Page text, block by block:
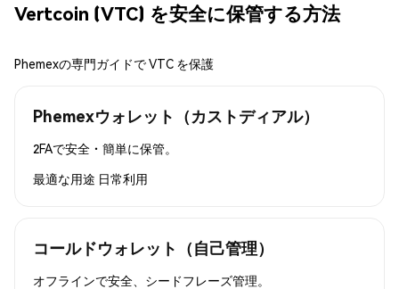
Vertcoin (VTC) を安全に保管する方法
Phemexの専門ガイドで VTC を保護
Phemexウォレット（カストディアル）
2FAで安全・簡単に保管。
最適な用途 日常利用
コールドウォレット（自己管理）
オフラインで安全、シードフレーズ管理。